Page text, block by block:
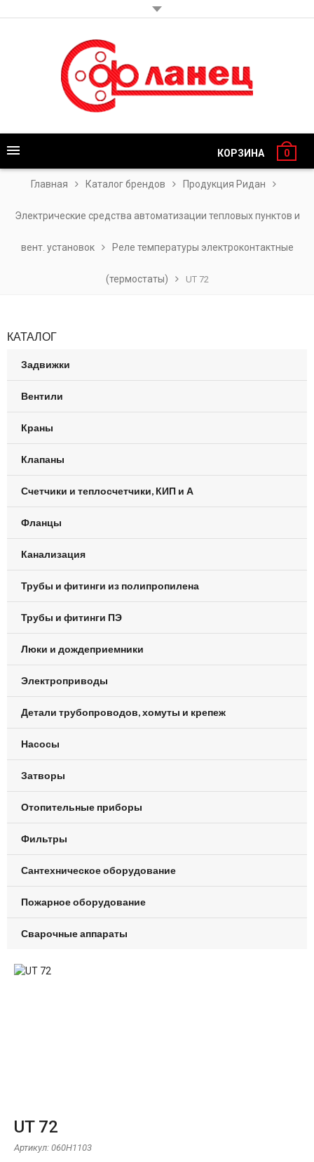
КОРЗИНА 0
Главная Каталог брендов Продукция Ридан
Электрические средства автоматизации тепловых пунктов и
вент. установок Реле температуры электроконтактные
(термостаты) UT 72
КАТАЛОГ
Задвижки
Вентили
Краны
Клапаны
Счетчики и теплосчетчики, КИП и А
Фланцы
Канализация
Трубы и фитинги из полипропилена
Трубы и фитинги ПЭ
Люки и дождеприемники
Электроприводы
Детали трубопроводов, хомуты и крепеж
Насосы
Затворы
Отопительные приборы
Фильтры
Сантехническое оборудование
Пожарное оборудование
Сварочные аппараты
UT 72
Артикул: 060H1103